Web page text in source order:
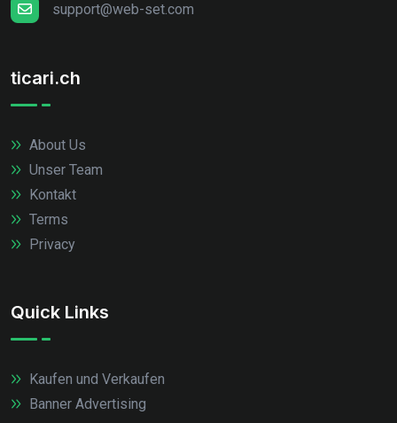
support@web-set.com
ticari.ch
About Us
Unser Team
Kontakt
Terms
Privacy
Quick Links
Kaufen und Verkaufen
Banner Advertising